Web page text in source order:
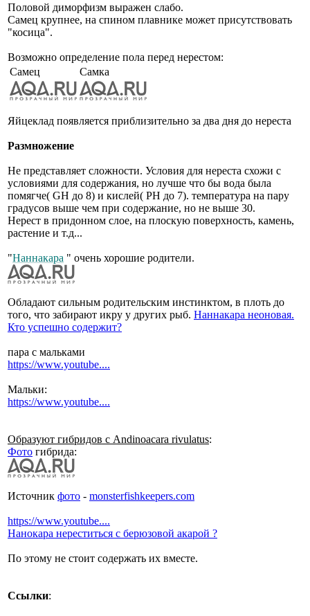
Половой диморфизм выражен слабо.
Самец крупнее, на спином плавнике может присутствовать
"косица".
Возможно определение пола перед нерестом:
Самец
Самка
Яйцеклад появляется приблизительно за два дня до нереста
Размножение
Не представляет сложности. Условия для нереста схожи с
условиями для содержания, но лучше что бы вода была
помягче( GH до 8) и кислей( PH до 7). температура на пару
градусов выше чем при содержание, но не выше 30.
Нерест в придонном слое, на плоскую поверхность, камень,
растение и т.д...
"Наннакара " очень хорошие родители.
Обладают сильным родительским инстинктом, в плоть до
того, что забирают икру у других рыб. Наннакара неоновая.
Кто успешно содержит?
пара с мальками
https://www.youtube....
Мальки:
https://www.youtube....
Образуют гибридов с Andinoacara rivulatus:
Фото гибрида:
Источник фото - monsterfishkeepers.com
https://www.youtube....
Нанокара нереститься с берюзовой акарой ?
По этому не стоит содержать их вместе.
Ссылки: